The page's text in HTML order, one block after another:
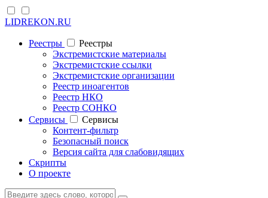
LIDREKON.RU
Реестры
Реестры
Экстремистские материалы
Экстремистские ссылки
Экстремистские организации
Реестр иноагентов
Реестр НКО
Реестр СОНКО
Cервисы
Cервисы
Контент-фильтр
Безопасный поиск
Версия сайта для слабовидящих
Скрипты
О проекте